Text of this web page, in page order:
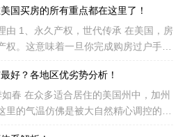
受国买房的所有重点都在这里了！
由 1、永久产权，世代传承 在美国，房
权。这意味着一旦你完成购房过户手
好？各地区优劣势分析！
春 在众多适合居住的美国州中，加州
的气温仿佛是被大自然精心调控的，